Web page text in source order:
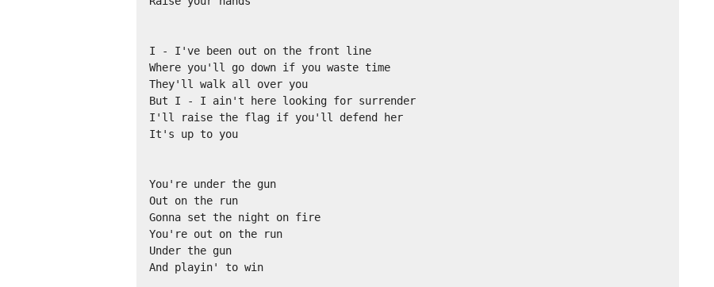
I - I've been out on the front line
Where you'll go down if you waste time
They'll walk all over you
But I - I ain't here looking for surrender
I'll raise the flag if you'll defend her
It's up to you
You're under the gun
Out on the run
Gonna set the night on fire
You're out on the run
Under the gun
And playin' to win